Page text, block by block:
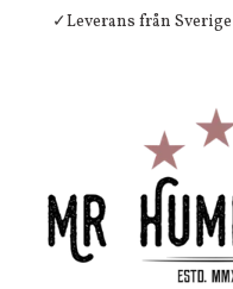
✓Leverans från Sverige